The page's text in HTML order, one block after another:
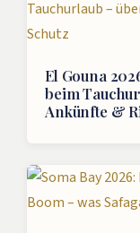
El Gouna
beim
Ankünfte &